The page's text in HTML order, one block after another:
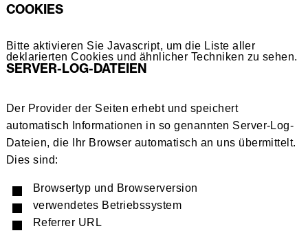
COOKIES
Bitte aktivieren Sie Javascript, um die Liste aller
deklarierten Cookies und ähnlicher Techniken zu sehen.
SERVER-LOG-DATEIEN
Der Provider der Seiten erhebt und speichert
automatisch Informationen in so genannten Server-Log-
Dateien, die Ihr Browser automatisch an uns übermittelt.
Dies sind:
Browsertyp und Browserversion
verwendetes Betriebssystem
Referrer URL